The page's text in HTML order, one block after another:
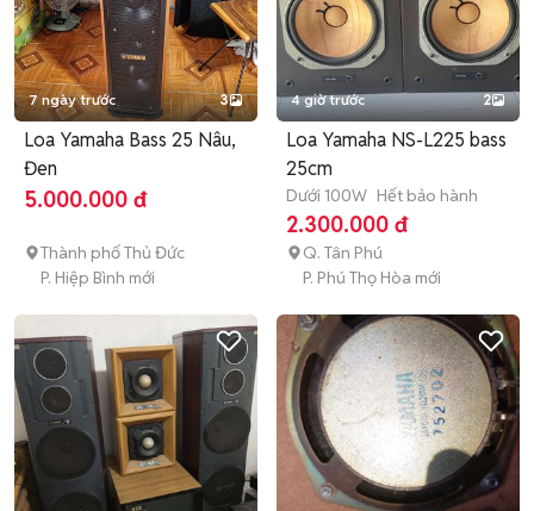
7 ngày trước 3
Loa Yamaha Bass 25 Nâu,
Đen
5.000.000 đ
Thành phố Thủ Đức
P. Hiệp Bình mới
4 giờ trước 2
Loa Yamaha NS-L225 bass
25cm
Dưới 100W Hết bảo hành
2.300.000 đ
Q. Tân Phú
P. Phú Thọ Hòa mới